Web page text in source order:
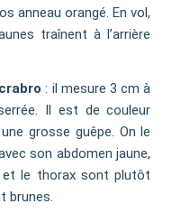
anneau orangé. En vol,
traînent à l’arrière
: il mesure 3 cm à
Il est de couleur
grosse guêpe. On le
son abdomen jaune,
le thorax sont plutôt
brunes.